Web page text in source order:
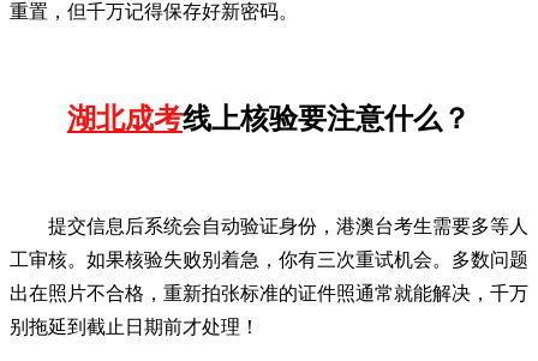
重置，但千万记得保存好新密码。
湖北成考线上核验要注意什么？
提交信息后系统会自动验证身份，港澳台考生需要多等人
工审核。如果核验失败别着急，你有三次重试机会。多数问题
出在照片不合格，重新拍张标准的证件照通常就能解决，千万
别拖延到截止日期前才处理！